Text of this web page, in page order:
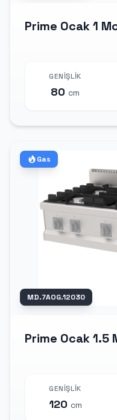
Prime Ocak 1
GENIŞLIK
80 cm
MD.7AOG.12030
Gas
Prime Ocak 1.5
GENIŞLIK
120 cm